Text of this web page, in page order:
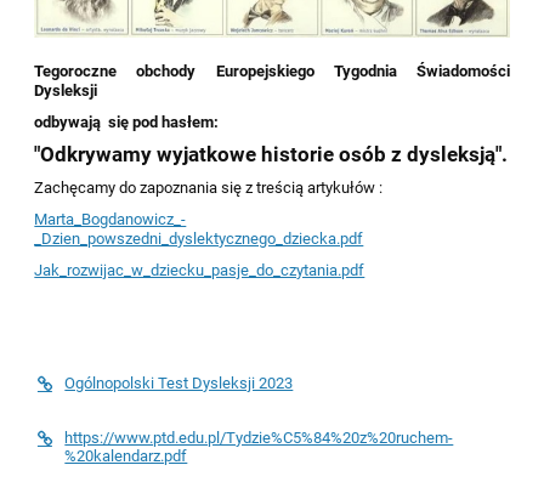
Tegoroczne obchody Europejskiego Tygodnia Świadomości
Dysleksji
odbywają się pod hasłem:
"Odkrywamy wyjatkowe historie osób z dysleksją".
Zachęcamy do zapoznania się z treścią artykułów :
Marta_Bogdanowicz_-
_Dzien_powszedni_dyslektycznego_dziecka.pdf
Jak_rozwijac_w_dziecku_pasje_do_czytania.pdf
Ogólnopolski Test Dysleksji 2023
https://www.ptd.edu.pl/Tydzie%C5%84%20z%20ruchem-
%20kalendarz.pdf